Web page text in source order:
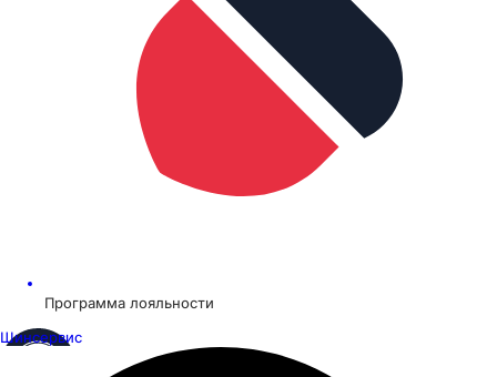
Программа лояльности
Шинсервис